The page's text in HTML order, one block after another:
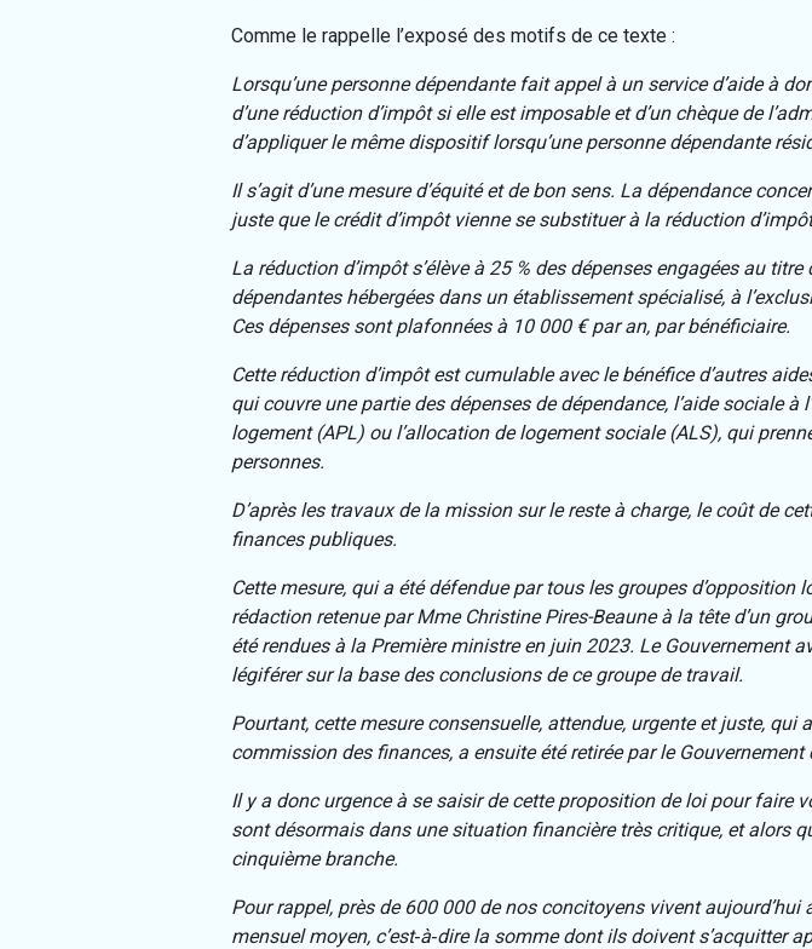
Comme le rappelle l’exposé des motifs de ce texte :
Lorsqu’une personne dépendante fait appel à un service d’aide à
d’une réduction d’impôt si elle est imposable et d’un chèque de
d’appliquer le même dispositif lorsqu’une personne dépendante
Il s’agit d’une mesure d’équité et de bon sens. La dépendance
juste que le crédit d’impôt vienne se substituer à la réduction
La réduction d’impôt s’élève à 25 % des dépenses engagées au
dépendantes hébergées dans un établissement spécialisé, à
Ces dépenses sont plafonnées à 10 000 € par an, par bénéficiaire.
Cette réduction d’impôt est cumulable avec le bénéfice d’autres
qui couvre une partie des dépenses de dépendance, l’aide sociale
logement (APL) ou l’allocation de logement sociale (ALS), qui
personnes.
D’après les travaux de la mission sur le reste à charge, le coût de
finances publiques.
Cette mesure, qui a été défendue par tous les groupes
rédaction retenue par Mme Christine Pires-Beaune à la tête d’un
été rendues à la Première ministre en juin 2023. Le Gouvernement
légiférer sur la base des conclusions de ce groupe de travail.
Pourtant, cette mesure consensuelle, attendue, urgente et juste,
commission des finances, a ensuite été retirée par le
Il y a donc urgence à se saisir de cette proposition de loi pour faire
sont désormais dans une situation financière très critique, et alors
cinquième branche.
Pour rappel, près de 600 000 de nos concitoyens vivent
mensuel moyen, c’est‑à‑dire la somme dont ils doivent s’acquitter